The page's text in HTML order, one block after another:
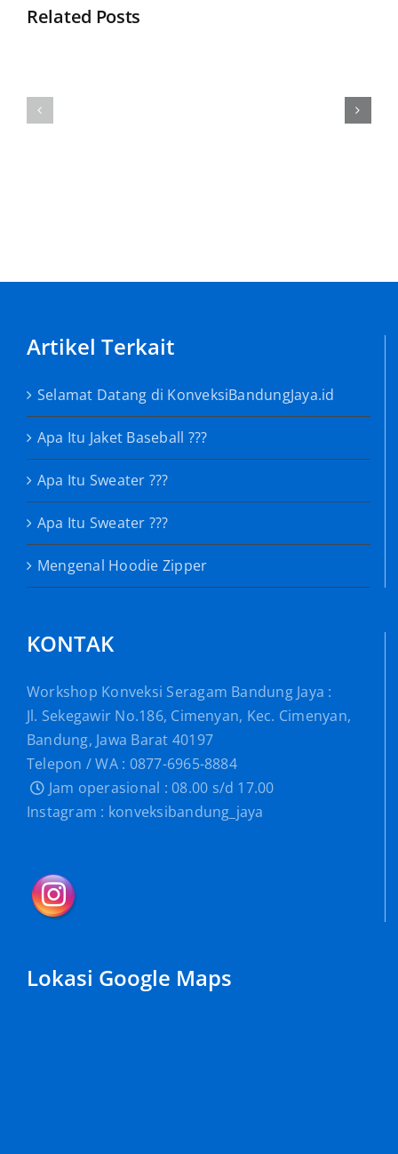
Related Posts
Jaket
Artikel Terkait
Selamat Datang di KonveksiBandungJaya.id
Apa Itu Jaket Baseball ???
Apa Itu Sweater ???
Apa Itu Sweater ???
Mengenal Hoodie Zipper
KONTAK
Workshop Konveksi Seragam Bandung Jaya :
Jl. Sekegawir No.186, Cimenyan, Kec. Cimenyan,
Bandung, Jawa Barat 40197
Telepon / WA : 0877-6965-8884
Jam operasional : 08.00 s/d 17.00
Instagram : konveksibandung_jaya
Lokasi Google Maps